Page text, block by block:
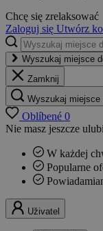
Chcę się zrelaksować
Zaloguj się Utwórz
Wyszukaj miejsce
Zamknij
Wyszukaj miejsce
Oblíbené 0
Nie masz jeszcze
W każdej
Popularne
Uživatel